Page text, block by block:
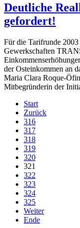
Deutliche
gefordert!
Für die Tarifrunde
Gewerkschaften
der Osteinkommen an
Maria Clara Roque-
Mitbegründerin der
Start
Zurück
316
317
318
319
320
321
322
323
324
325
Weiter
Ende